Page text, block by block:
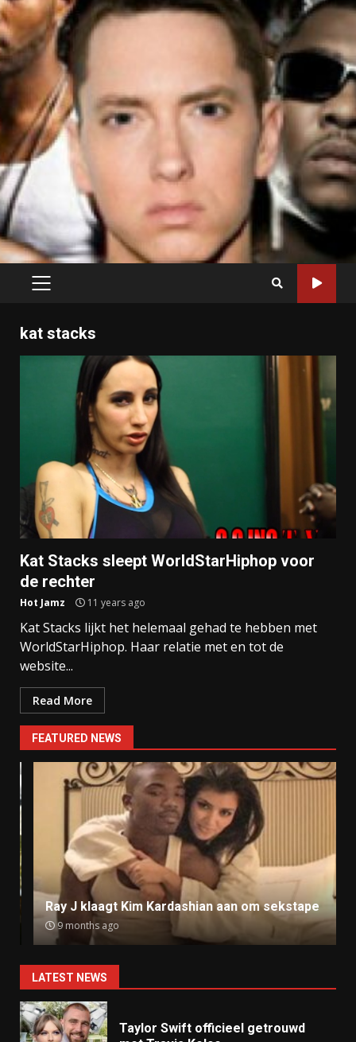
PRIMARY
kat stacks
Kat Stacks sleept WorldStarHiphop voor
de rechter
Hot Jamz 11 years ago
Kat Stacks lijkt het helemaal gehad te hebben met
WorldStarHiphop. Haar relatie met en tot de
website...
Read More
FEATURED NEWS
Ray J klaagt Kim Kardashian aan om sekstape
9 months ago
LATEST NEWS
Taylor Swift officieel getrouwd